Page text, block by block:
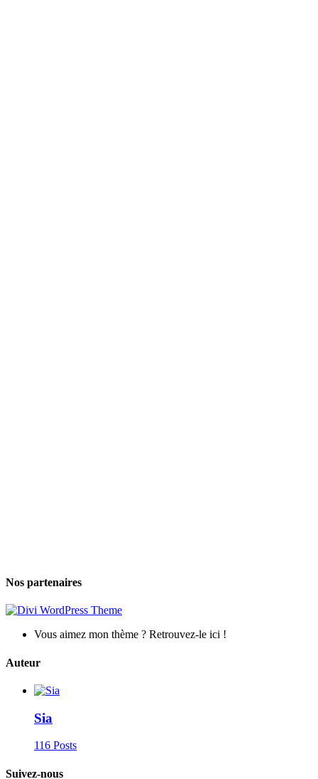
Nos partenaires
Vous aimez mon thème ? Retrouvez-le ici !
Auteur
Sia
116 Posts
Suivez-nous